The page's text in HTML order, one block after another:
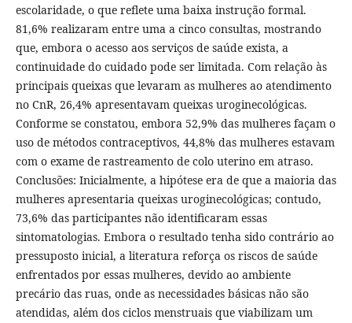
escolaridade, o que reflete uma baixa instrução formal.
81,6% realizaram entre uma a cinco consultas, mostrando
que, embora o acesso aos serviços de saúde exista, a
continuidade do cuidado pode ser limitada. Com relação às
principais queixas que levaram as mulheres ao atendimento
no CnR, 26,4% apresentavam queixas uroginecológicas.
Conforme se constatou, embora 52,9% das mulheres façam o
uso de métodos contraceptivos, 44,8% das mulheres estavam
com o exame de rastreamento de colo uterino em atraso.
Conclusões: Inicialmente, a hipótese era de que a maioria das
mulheres apresentaria queixas uroginecológicas; contudo,
73,6% das participantes não identificaram essas
sintomatologias. Embora o resultado tenha sido contrário ao
pressuposto inicial, a literatura reforça os riscos de saúde
enfrentados por essas mulheres, devido ao ambiente
precário das ruas, onde as necessidades básicas não são
atendidas, além dos ciclos menstruais que viabilizam um